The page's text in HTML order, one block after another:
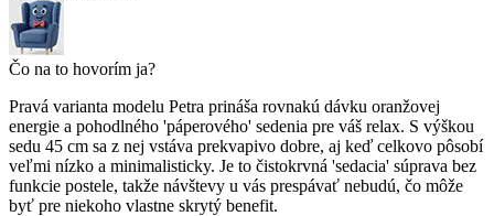
Čo na to hovorím ja?
Pravá varianta modelu Petra prináša rovnakú dávku oranžovej
energie a pohodlného 'páperového' sedenia pre váš relax. S výškou
sedu 45 cm sa z nej vstáva prekvapivo dobre, aj keď celkovo pôsobí
veľmi nízko a minimalisticky. Je to čistokrvná 'sedacia' súprava bez
funkcie postele, takže návštevy u vás prespávať nebudú, čo môže
byť pre niekoho vlastne skrytý benefit.